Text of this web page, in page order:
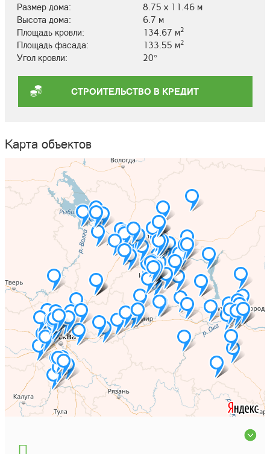
Размер дома:
8.75 х 11.46 м
Высота дома:
6.7 м
Площадь кровли:
134.67 м2
Площадь фасада: 133.55 м2
Угол кровли: 20°
СТРОИТЕЛЬСТВО В КРЕДИТ
Карта объектов